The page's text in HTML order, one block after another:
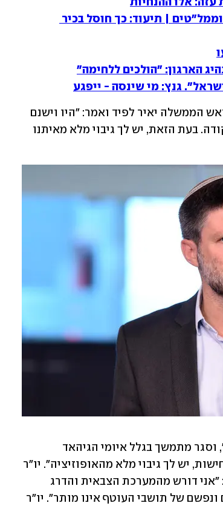
הארגון: "הולכים ללחימה"
גנץ: מי שינסה - ייפגע